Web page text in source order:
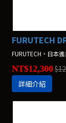
FURUTECH
FURUTECH，日本
NT$12,300
詳細介紹